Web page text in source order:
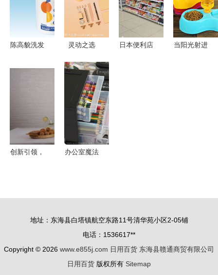
服务新篇
陈高貌洗发
灵动之选
3D品牌样
机与微创新
相伴的科学
指南
日本便利店
当阳光射进
创新引领，
国日用百货
办公室魔法
地址：东海县白塔镇航空东路11号清华苑小区2-05铺
电话：1536617**
Copyright © 2026 www.e855j.com 日用百货 东海县赣通商贸有限公司
日用百货 版权所有 Sitemap